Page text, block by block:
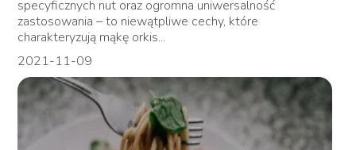
specyficznych nut oraz ogromna uniwersalność
zastosowania – to niewątpliwe cechy, które
charakteryzują mąkę orkis...
2021-11-09